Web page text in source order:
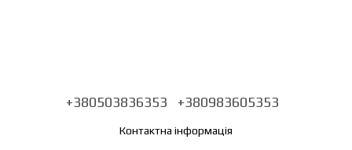
+380503836353 +380983605353
Контактна інформація